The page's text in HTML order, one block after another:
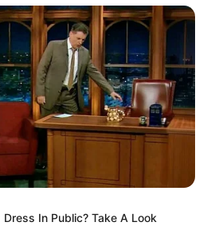
In Public? Take A Look